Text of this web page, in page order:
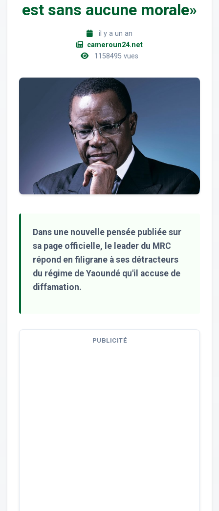
est sans aucune morale»
il y a un an
cameroun24.net
1158495 vues
Dans une nouvelle pensée publiée sur
sa page officielle, le leader du MRC
répond en filigrane à ses détracteurs
du régime de Yaoundé qu'il accuse de
diffamation.
PUBLICITÉ